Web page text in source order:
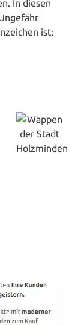
In diesen
ist: